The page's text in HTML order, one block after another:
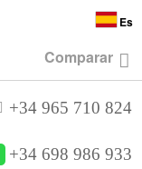
Comparar
Es
+34 965 710 824
+34 698 986 933